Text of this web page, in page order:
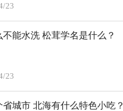
23
能水洗 松茸学名是什么？
23
城市 北海有什么特色小吃？